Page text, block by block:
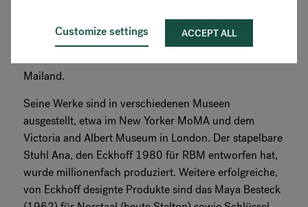
Customize settings ACCEPT ALL
Einige seiner Arbeiten haben Preise erhalten, darunter
den Lunningprisen, Jacobprisen und Klassikerprisen
Mailand.
Seine Werke sind in verschiedenen Museen
ausgestellt, etwa im New Yorker MoMA und dem
Victoria and Albert Museum in London. Der stapelbare
Stuhl Ana, den Eckhoff 1980 für RBM entworfen hat,
wurde millionenfach produziert. Weitere erfolgreiche,
von Eckhoff designte Produkte sind das Maya Besteck